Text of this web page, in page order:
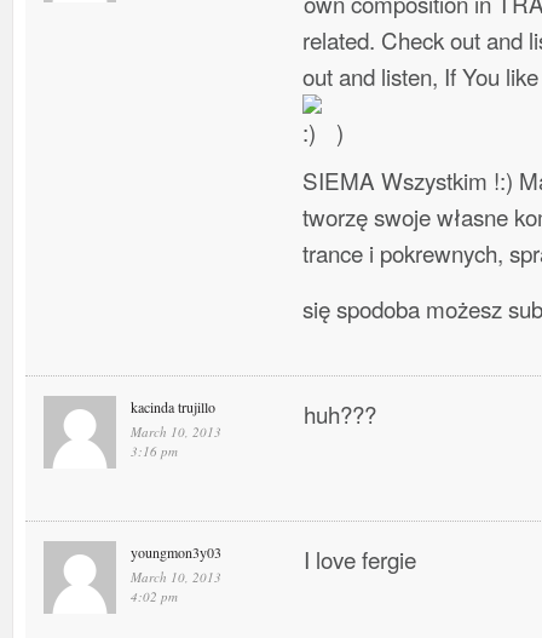
related. Check out and
out and listen, If You
)
SIEMA Wszystkim !:)
tworzę swoje własne
trance i pokrewnych,
się spodoba możesz
kacinda trujillo
March 10, 2013
3:16 pm
huh???
youngmon3y03
March 10, 2013
4:02 pm
I love fergie